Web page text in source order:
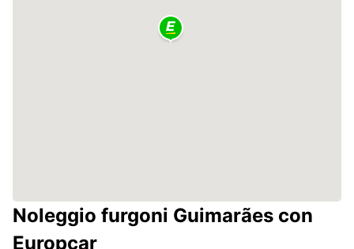
Noleggio furgoni Guimarães con
Europcar